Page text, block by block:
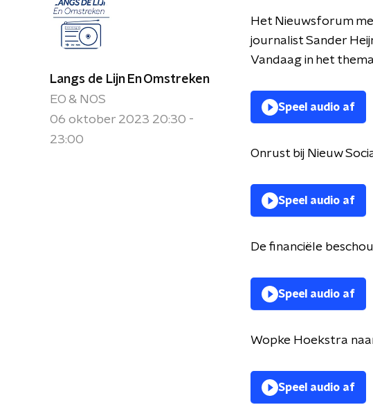
Langs de Lijn En Omstreken
EO & NOS
06 oktober 2023 20:30 -
23:00
Het Nieuwsforum
journalist Sander
Vandaag in het
Speel audio af
Onrust bij Nieuw
Speel audio af
De financiële
Speel audio af
Wopke Hoekstra
Speel audio af